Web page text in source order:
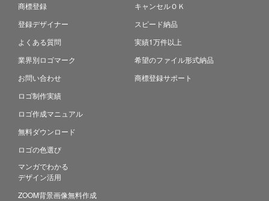
商標登録
登録デザイナー
よくある質問
業界別ロゴマーク
お問い合わせ
ロゴ制作実績
ロゴ作成マニュアル
無料ダウンロード
ロゴの色選び
マンガでわかる
デザイン活用
ZOOM背景画像無料作成
キャンセルＯＫ
スピード納品
実績1万件以上
希望のファイル形式納品
商標登録サポート